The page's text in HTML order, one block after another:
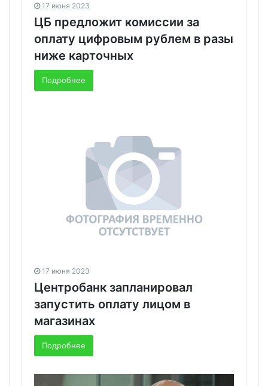
17 июня 2023
ЦБ предложит комиссии за
оплату цифровым рублем в разы
ниже карточных
Подробнее
17 июня 2023
Центробанк запланировал
запустить оплату лицом в
магазинах
Подробнее